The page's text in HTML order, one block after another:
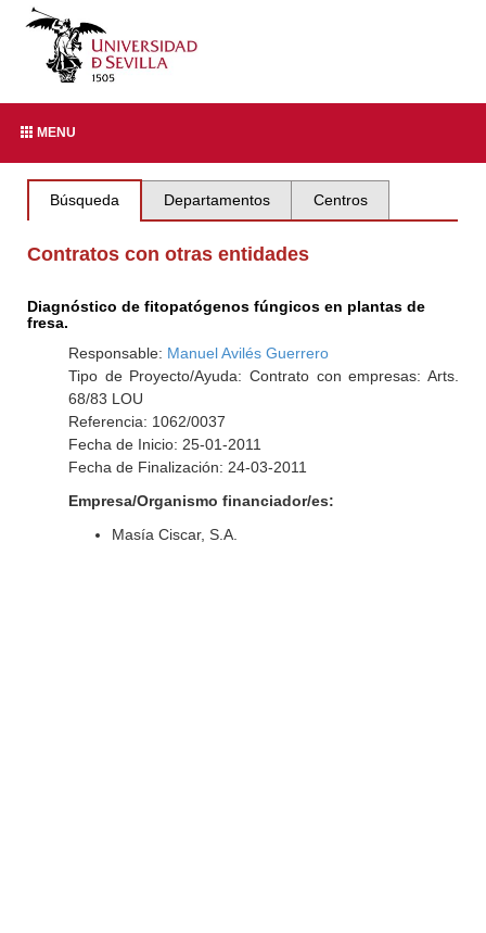
MENU
Búsqueda Departamentos Centros
Contratos con otras entidades
Diagnóstico de fitopatógenos fúngicos en plantas de
fresa.
Responsable: Manuel Avilés Guerrero
Tipo de Proyecto/Ayuda: Contrato con empresas: Arts.
68/83 LOU
Referencia: 1062/0037
Fecha de Inicio: 25-01-2011
Fecha de Finalización: 24-03-2011
Empresa/Organismo financiador/es:
Masía Ciscar, S.A.